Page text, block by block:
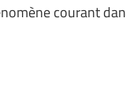
courant